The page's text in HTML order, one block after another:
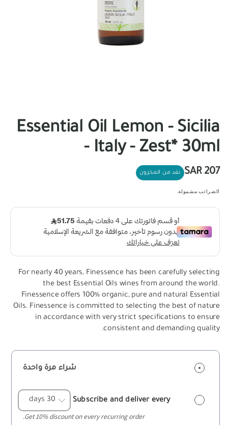
Essential Oil Lemon - Sicilia
- Italy - Zest* 30ml
سعر
207 SAR نفد من المخزون
الضرائب مشمولة.
For nearly 40 years, Finessence has been carefully selecting
the best Essential Oils wines from around the world.
Finessence offers 100% organic, pure and natural Essential
Oils. Finessence is committed to selecting the best of nature
in accordance with very strict specifications to ensure
consistent and demanding quality.
شراء مرة واحدة
Subscribe and deliver every
Get 10% discount on every recurring order.